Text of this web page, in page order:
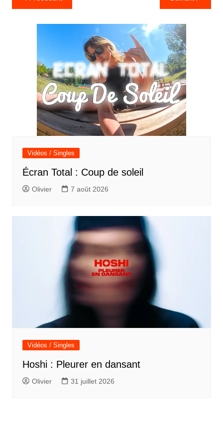
de
l’article
Vidéos / Singles
Écran Total : Coup de soleil
Olivier 7 août 2026
Vidéos / Singles
Hoshi : Pleurer en dansant
Olivier 31 juillet 2026